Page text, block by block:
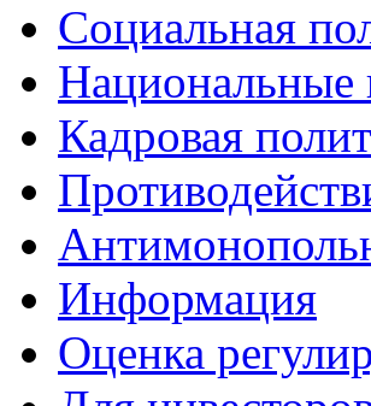
Социальная
Национальные
Кадровая
Информация
Оценка